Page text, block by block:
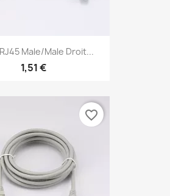
Male/Male Droit...
1,51 €
favorite_border